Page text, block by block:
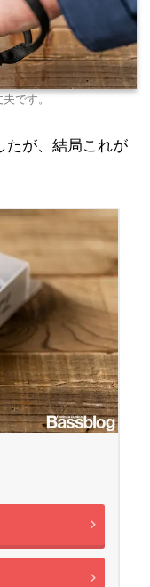
です。
たが、結局これが